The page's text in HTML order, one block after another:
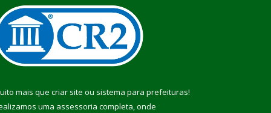
mais que criar site ou sistema para prefeituras!
uma assessoria completa, onde